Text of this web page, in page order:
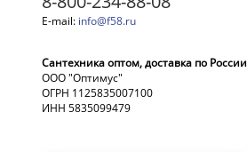
E-mail: info@f58.ru
Сантехника оптом, доставка по России
ООО "Оптимус"
ОГРН 1125835007100
ИНН 5835099479